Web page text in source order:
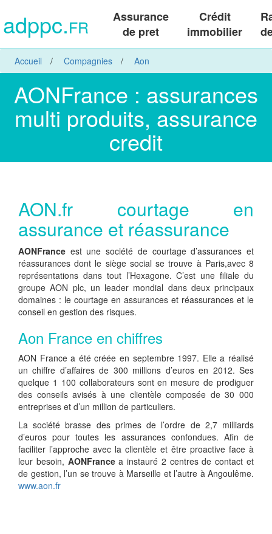
adppc.FR
Assurance
de pret
Crédit
immobilier
Accueil Compagnies Aon
AONFrance : assurances
multi produits, assurance
credit
AON.fr courtage en
assurance et réassurance
AONFrance est une société de courtage d’assurances et
réassurances dont le siège social se trouve à Paris,avec 8
représentations dans tout l’Hexagone. C’est une filiale du
groupe AON plc, un leader mondial dans deux principaux
domaines : le courtage en assurances et réassurances et le
conseil en gestion des risques.
Aon France en chiffres
AON France a été créée en septembre 1997. Elle a réalisé
un chiffre d’affaires de 300 millions d’euros en 2012. Ses
quelque 1 100 collaborateurs sont en mesure de prodiguer
des conseils avisés à une clientèle composée de 30 000
entreprises et d’un million de particuliers.
La société brasse des primes de l’ordre de 2,7 milliards
d’euros pour toutes les assurances confondues. Afin de
faciliter l’approche avec la clientèle et être proactive face à
leur besoin, AONFrancea instauré 2 centres de contact et
de gestion, l’un se trouve à Marseille et l’autre à Angoulême.
www.aon.fr